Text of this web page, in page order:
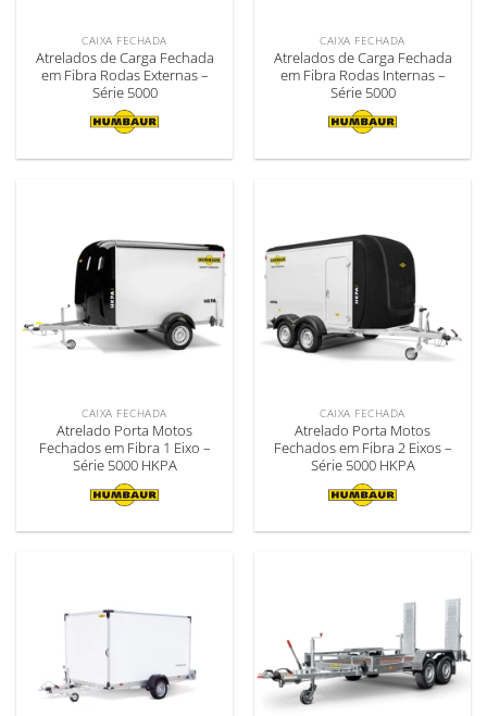
CAIXA FECHADA
Atrelados de Carga Fechada
em Fibra Rodas Externas –
Série 5000
CAIXA FECHADA
Atrelados de Carga Fechada
em Fibra Rodas Internas –
Série 5000
CAIXA FECHADA
Atrelado Porta Motos
Fechados em Fibra 1 Eixo –
Série 5000 HKPA
CAIXA FECHADA
Atrelado Porta Motos
Fechados em Fibra 2 Eixos –
Série 5000 HKPA